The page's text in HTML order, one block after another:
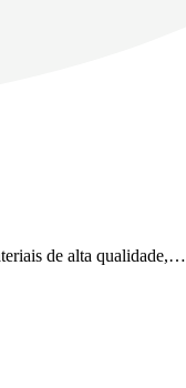
de alta qualidade,…